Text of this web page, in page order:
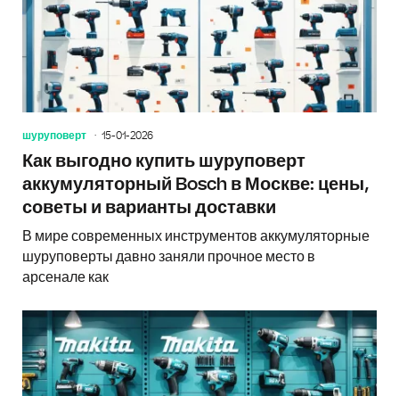
шуруповерт 15-01-2026
Как выгодно купить шуруповерт
аккумуляторный Bosch в Москве: цены,
советы и варианты доставки
В мире современных инструментов аккумуляторные
шуруповерты давно заняли прочное место в
арсенале как